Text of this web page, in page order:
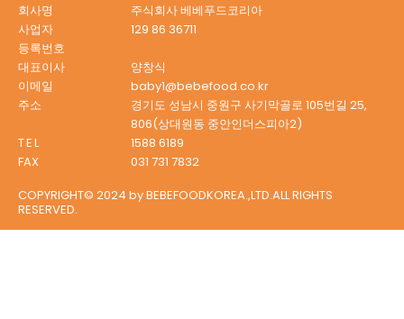
회사명
주식회사 베베푸드코리아
사업자
등록번호
129 86 36711
대표이사
양창식
이메일
baby1@bebefood.co.kr
주소
경기도 성남시 중원구 사기막골로 105번길 25,
806(상대원동 중안인더스피아2)
TEL
1588 6189
FAX
031 731 7832
COPYRIGHT© 2024 by BEBEFOODKOREA.,LTD.ALL RIGHTS
RESERVED.